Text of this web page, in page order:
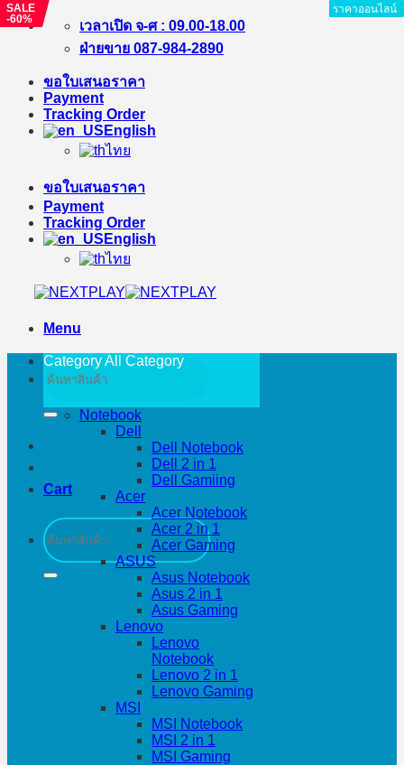
Skip
เวลาเปิด จ-ศ : 09.00-18.00
ฝ่ายขาย 087-984-2890
ขอใบเสนอราคา
Payment
Tracking Order
English
ไทย
ขอใบเสนอราคา
Payment
Tracking Order
English
ไทย
Menu
Search
for:
Cart
Search
for:
Category All Category
Notebook
Dell
Dell Notebook
Dell 2 in 1
Dell Gamiing
Acer
Acer Notebook
Acer 2 in 1
Acer Gaming
ASUS
Asus Notebook
Asus 2 in 1
Asus Gaming
Lenovo
Lenovo
Notebook
Lenovo 2 in 1
Lenovo Gaming
MSI
MSI Notebook
MSI 2 in 1
MSI Gaming
ราคาออนไลน์
SALE
-60%
ราคาออนไลน์
ราคาออนไลน์
ราคาออนไลน์
ราคาออนไลน์
ราคาออนไลน์
ราคาออนไลน์
ราคาออนไลน์
ราคาออนไลน์